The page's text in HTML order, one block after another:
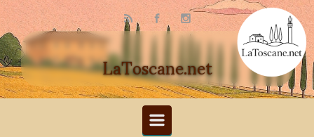
Skip to main content
LaToscane.net